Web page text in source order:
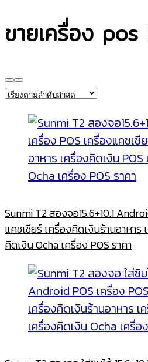
ขายเครื่อง
Sunmi T2 สองจอ15.6+10.1
แคชเชียร์ เครื่องคิดเงินร้านอาหาร
คิดเงิน Ocha เครื่อง POS ราคา